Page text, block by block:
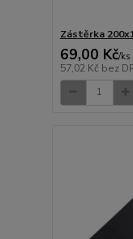
Zástěrka
69,00 Kč/ks
57,02 Kč bez